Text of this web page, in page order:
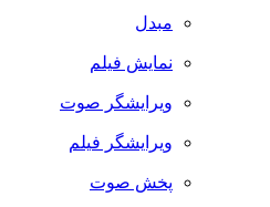
مبدل
نمایش فیلم
ویرایشگر صوت
ویرایشگر فیلم
پخش صوت